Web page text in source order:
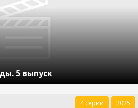
5 выпуск
4 серии 2025